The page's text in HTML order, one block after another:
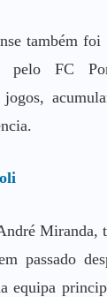
também
pelo FC
Miranda,
passado
equipa